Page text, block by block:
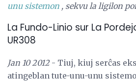
unu sistemon , sekvu la ligilon
La Fundo-Linio sur La
UR308
Jan 10 2012- Tiuj, kiuj serĉas
atingeblan tute-unu-unu